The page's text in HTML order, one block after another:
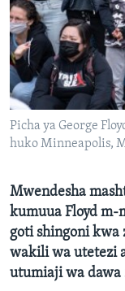
Picha ya George
huko Minneapolis,
Mwendesha
kumuua Floyd
goti shingoni kwa
wakili wa utetezi
utumiaji wa dawa